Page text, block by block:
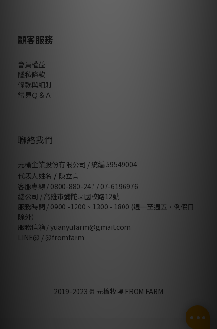
顧客服務
會員權益
隱私條款
條款與細則
常見Ｑ＆Ａ
聯絡我們
元榆企業股份有限公司 / 統編 59549004
代表人姓名 / 陳立言
客服專線 / 0800-880-247 / 07-6196976
總公司 / 高雄市彌陀區國校路12號
服務時間 / 0900 -1200、1300 - 1800 (週一至週五，例假日
除外）
服務信箱 / yuanyufarm@gmail.com
LINE@ / @fromfarm
2019-2023 © 元榆牧場 FROM FARM